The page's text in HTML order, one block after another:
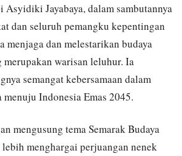
Asyidiki Jayabaya, dalam sambutannya
dan seluruh pemangku kepentingan
menjaga dan melestarikan budaya
merupakan warisan leluhur. Ia
semangat kebersamaan dalam
menuju Indonesia Emas 2045.
mengusung tema Semarak Budaya
menghargai perjuangan nenek